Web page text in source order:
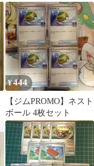
¥444
【ジムPROMO】ネスト
ボール 4枚セット